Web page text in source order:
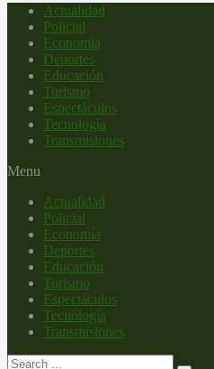
Actualidad
Policial
Economía
Deportes
Educación
Turismo
Espectáculos
Tecnología
Transmisiones
Menu
Actualidad
Policial
Economía
Deportes
Educación
Turismo
Espectáculos
Tecnología
Transmisiones